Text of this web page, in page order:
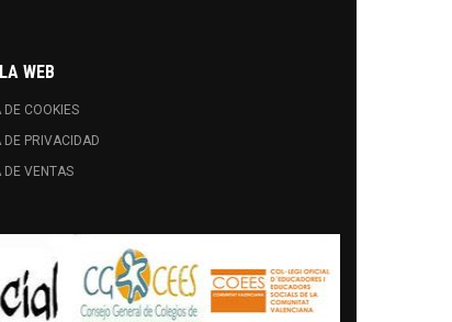
WEB
DE COOKIES
DE PRIVACIDAD
DE VENTAS